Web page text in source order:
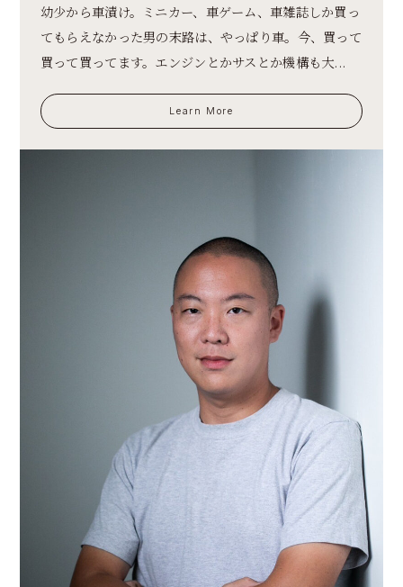
幼少から車漬け。ミニカー、車ゲーム、車雑誌しか買っ
てもらえなかった男の末路は、やっぱり車。今、買って
買って買ってます。エンジンとかサスとか機構も大...
Learn More